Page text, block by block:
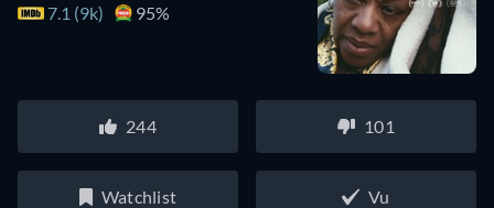
7.1 (9k)
95%
244 101
Watchlist Vu